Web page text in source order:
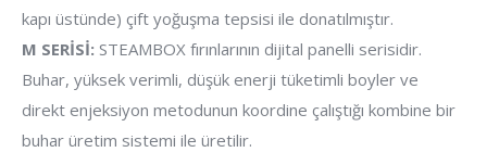
kapı üstünde) çift yoğuşma tepsisi ile donatılmıştır.
M SERİSİ: STEAMBOX fırınlarının dijital panelli serisidir.
Buhar, yüksek verimli, düşük enerji tüketimli boyler ve
direkt enjeksiyon metodunun koordine çalıştığı kombine bir
buhar üretim sistemi ile üretilir.